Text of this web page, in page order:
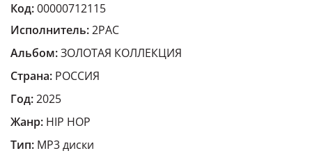
Код:00000712115
Исполнитель:2PAC
Альбом:ЗОЛОТАЯ КОЛЛЕКЦИЯ
Страна: РОССИЯ
Год:2025
Жанр: HIP HOP
Тип: MP3 диски